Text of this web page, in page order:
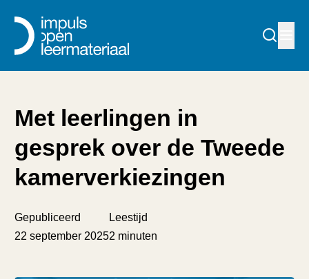
Met leerlingen in
gesprek over de Tweede
kamerverkiezingen
Gepubliceerd
22 september 2025
Leestijd
2 minuten